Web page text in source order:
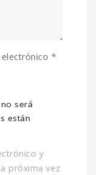
será
están
*
y
próxima vez